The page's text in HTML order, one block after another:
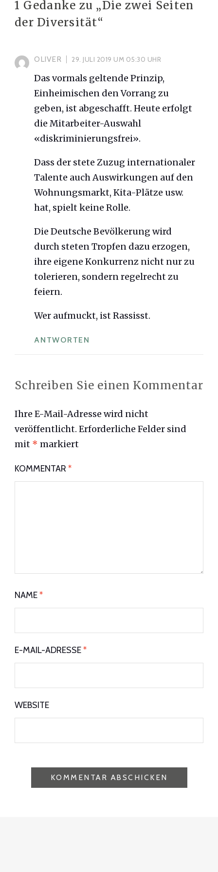
1 Gedanke zu „Die zwei Seiten
der Diversität“
OLIVER 29. JULI 2019 UM 05:30 UHR
Das vormals geltende Prinzip,
Einheimischen den Vorrang zu
geben, ist abgeschafft. Heute erfolgt
die Mitarbeiter-Auswahl
«diskriminierungsfrei».
Dass der stete Zuzug internationaler
Talente auch Auswirkungen auf den
Wohnungsmarkt, Kita-Plätze usw.
hat, spielt keine Rolle.
Die Deutsche Bevölkerung wird
durch steten Tropfen dazu erzogen,
ihre eigene Konkurrenz nicht nur zu
tolerieren, sondern regelrecht zu
feiern.
Wer aufmuckt, ist Rassisst.
ANTWORTEN
Schreiben Sie einen Kommentar
Ihre E-Mail-Adresse wird nicht
veröffentlicht. Erforderliche Felder sind
mit * markiert
KOMMENTAR *
NAME*
E-MAIL-ADRESSE*
WEBSITE